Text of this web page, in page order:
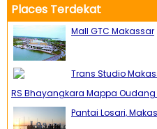
Places Terdekat
Mall GTC Makassar
Trans Studio
RS Bhayangkara Mappa
Pantai Losari,